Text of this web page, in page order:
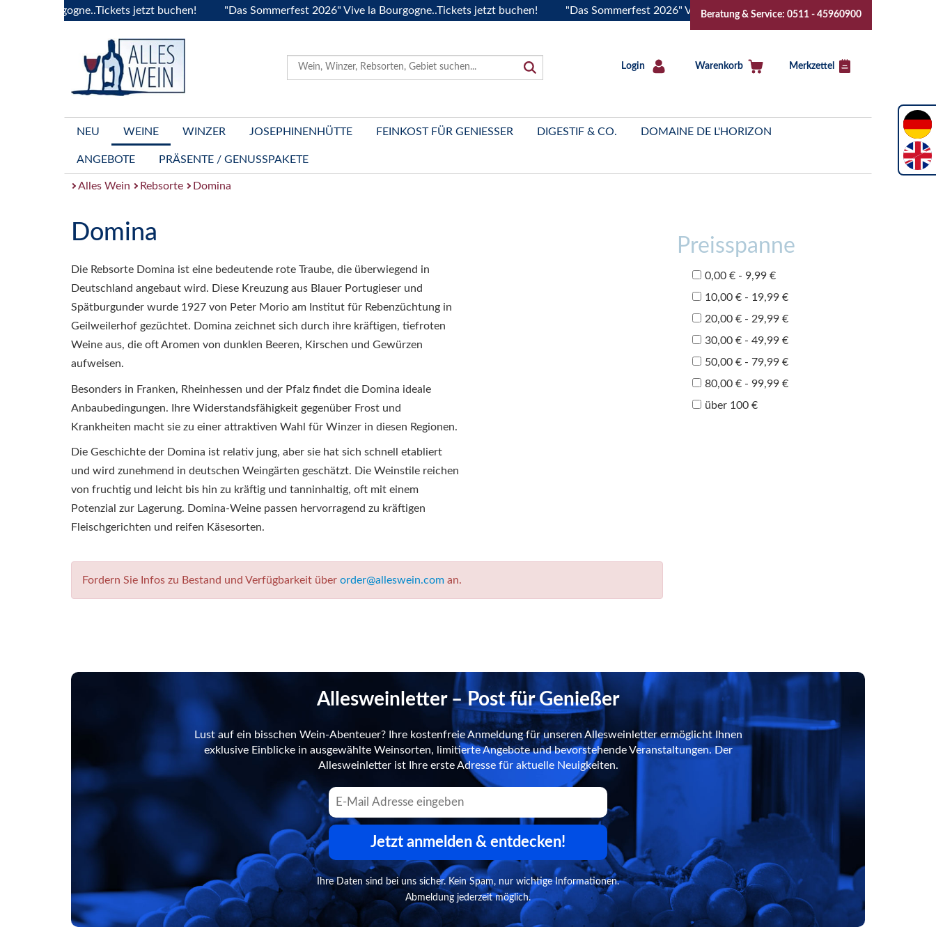
la Bourgogne..Tickets jetzt buchen! "Das Sommerfest 2026" Vive la Bourgogne..Tickets jetzt buchen! "Das Sommerfest 2026" Vive la Bourgogne..Tickets jetzt buchen!
Beratung & Service: 0511 - 45960900
Login Warenkorb Merkzettel
NEU WEINE WINZER JOSEPHINENHÜTTE FEINKOST FÜR GENIESSER DIGESTIF & CO. DOMAINE DE L'HORIZON
ANGEBOTE PRÄSENTE / GENUSSPAKETE
Alles Wein Rebsorte Domina
Domina
Die Rebsorte Domina ist eine bedeutende rote Traube, die überwiegend in
Deutschland angebaut wird. Diese Kreuzung aus Blauer Portugieser und
Spätburgunder wurde 1927 von Peter Morio am Institut für Rebenzüchtung in
Geilweilerhof gezüchtet. Domina zeichnet sich durch ihre kräftigen, tiefroten
Weine aus, die oft Aromen von dunklen Beeren, Kirschen und Gewürzen
aufweisen.
Besonders in Franken, Rheinhessen und der Pfalz findet die Domina ideale
Anbaubedingungen. Ihre Widerstandsfähigkeit gegenüber Frost und
Krankheiten macht sie zu einer attraktiven Wahl für Winzer in diesen Regionen.
Die Geschichte der Domina ist relativ jung, aber sie hat sich schnell etabliert
und wird zunehmend in deutschen Weingärten geschätzt. Die Weinstile reichen
von fruchtig und leicht bis hin zu kräftig und tanninhaltig, oft mit einem
Potenzial zur Lagerung. Domina-Weine passen hervorragend zu kräftigen
Fleischgerichten und reifen Käsesorten.
Fordern Sie Infos zu Bestand und Verfügbarkeit über order@alleswein.com an.
Preisspanne
0,00 € - 9,99 €
10,00 € - 19,99 €
20,00 € - 29,99 €
30,00 € - 49,99 €
50,00 € - 79,99 €
80,00 € - 99,99 €
über 100 €
Allesweinletter – Post für Genießer
Lust auf ein bisschen Wein-Abenteuer? Ihre kostenfreie Anmeldung für unseren Allesweinletter ermöglicht Ihnen
exklusive Einblicke in ausgewählte Weinsorten, limitierte Angebote und bevorstehende Veranstaltungen. Der
Allesweinletter ist Ihre erste Adresse für aktuelle Neuigkeiten.
Jetzt anmelden & entdecken!
Ihre Daten sind bei uns sicher. Kein Spam, nur wichtige Informationen.
Abmeldung jederzeit möglich.